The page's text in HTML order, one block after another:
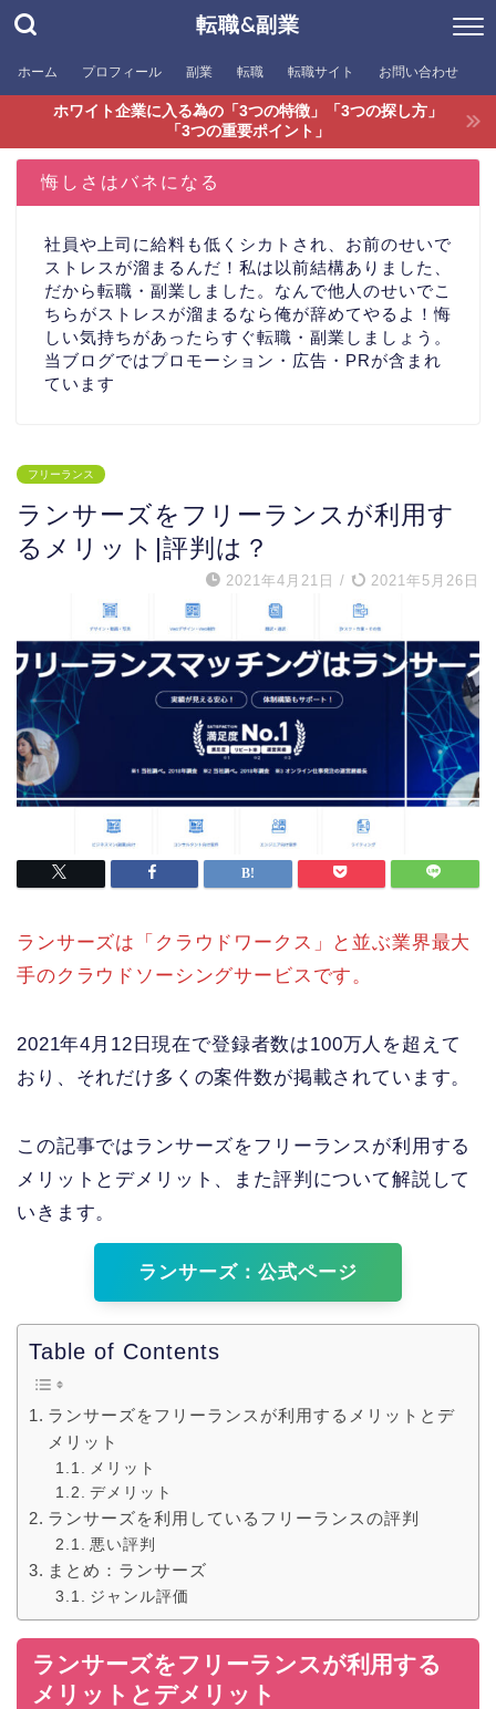
転職&副業
ホーム プロフィール 副業 転職 転職サイト お問い合わせ
ホワイト企業に入る為の「3つの特徴」「3つの探し方」
「3つの重要ポイント」
悔しさはバネになる
社員や上司に給料も低くシカトされ、お前のせいで
ストレスが溜まるんだ！私は以前結構ありました、
だから転職・副業しました。なんで他人のせいでこ
ちらがストレスが溜まるなら俺が辞めてやるよ！悔
しい気持ちがあったらすぐ転職・副業しましょう。
当ブログではプロモーション・広告・PRが含まれ
ています
フリーランス
ランサーズをフリーランスが利用す
るメリット|評判は？
2021年4月21日 / 2021年5月26日
ランサーズは「クラウドワークス」と並ぶ業界最大
手のクラウドソーシングサービスです。
2021年4月12日現在で登録者数は100万人を超えて
おり、それだけ多くの案件数が掲載されています。
この記事ではランサーズをフリーランスが利用する
メリットとデメリット、また評判について解説して
いきます。
ランサーズ：公式ページ
Table of Contents
ランサーズをフリーランスが利用するメリットとデ
メリット
メリット
デメリット
ランサーズを利用しているフリーランスの評判
悪い評判
まとめ：ランサーズ
ジャンル評価
ランサーズをフリーランスが利用する
メリットとデメリット